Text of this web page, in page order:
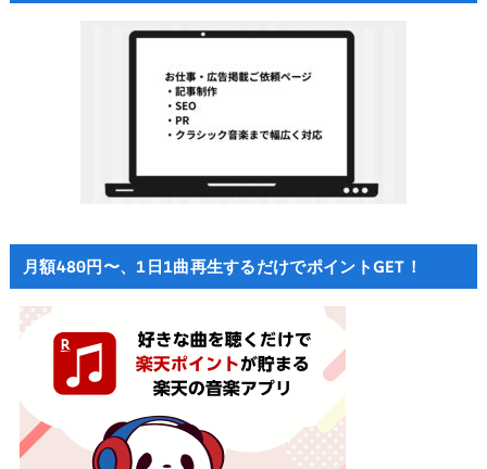
月額480円〜、1日1曲再生するだけでポイントGET！